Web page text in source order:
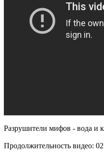
Разрушители мифов - вода и
Продолжительность видео: